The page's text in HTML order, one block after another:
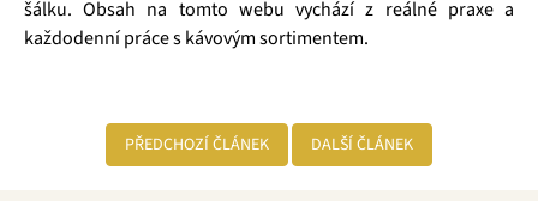
šálku. Obsah na tomto webu vychází z reálné praxe a
každodenní práce s kávovým sortimentem.
PŘEDCHOZÍ ČLÁNEK DALŠÍ ČLÁNEK